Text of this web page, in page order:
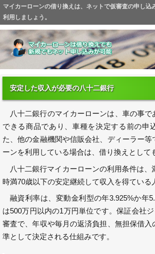
マイカーローンの借り換えは、ネットで仮審査の申し込
利用しましょう。
安定した収入が必要の八十二銀行
八十二銀行のマイカーローンは、車の事で
できる商品であり、車種を決定する前の申
た、他の金融機関や信販会社、ディーラー等
ーンを利用している場合は、借り換えとして
八十二銀行マイカーローンの利用条件は、
時満70歳以下の安定継続して収入を得ている
融資利率は、変動金利型の年3.925%か年
は500万円以内の1万円単位です。保証会社
審査で、年収や毎月の返済負担、無担保借入
準として決定される仕組みです。